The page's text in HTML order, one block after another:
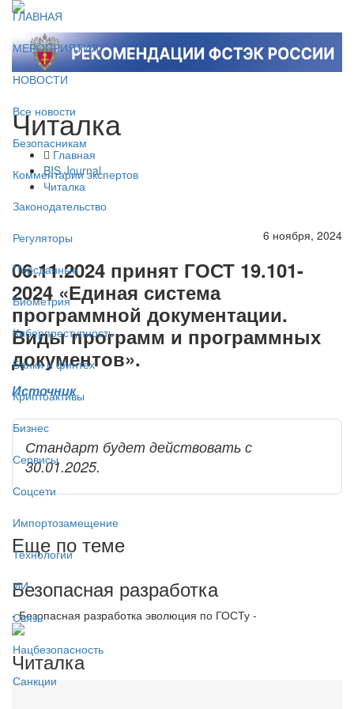
ГЛАВНАЯ
МЕРОПРИЯТИЯ
НОВОСТИ
Все новости
Безопасникам
Комментарии экспертов
Законодательство
Регуляторы
Персданные
Биометрия
Киберпреступность
Банки и финтех
Криптоактивы
Бизнес
Сервисы
Соцсети
Импортозамещение
Технологии
ИИ
Связь
Нацбезопасность
Санкции
Читалка
Главная
BIS Journal
Читалка
6 ноября, 2024
06.11.2024 принят ГОСТ 19.101-
2024 «Единая система
программной документации.
Виды программ и программных
документов».
Источник
Стандарт будет действовать с
30.01.2025.
Еще по теме
Безопасная разработка
- Безопасная разработка эволюция по ГОСТу -
Читалка